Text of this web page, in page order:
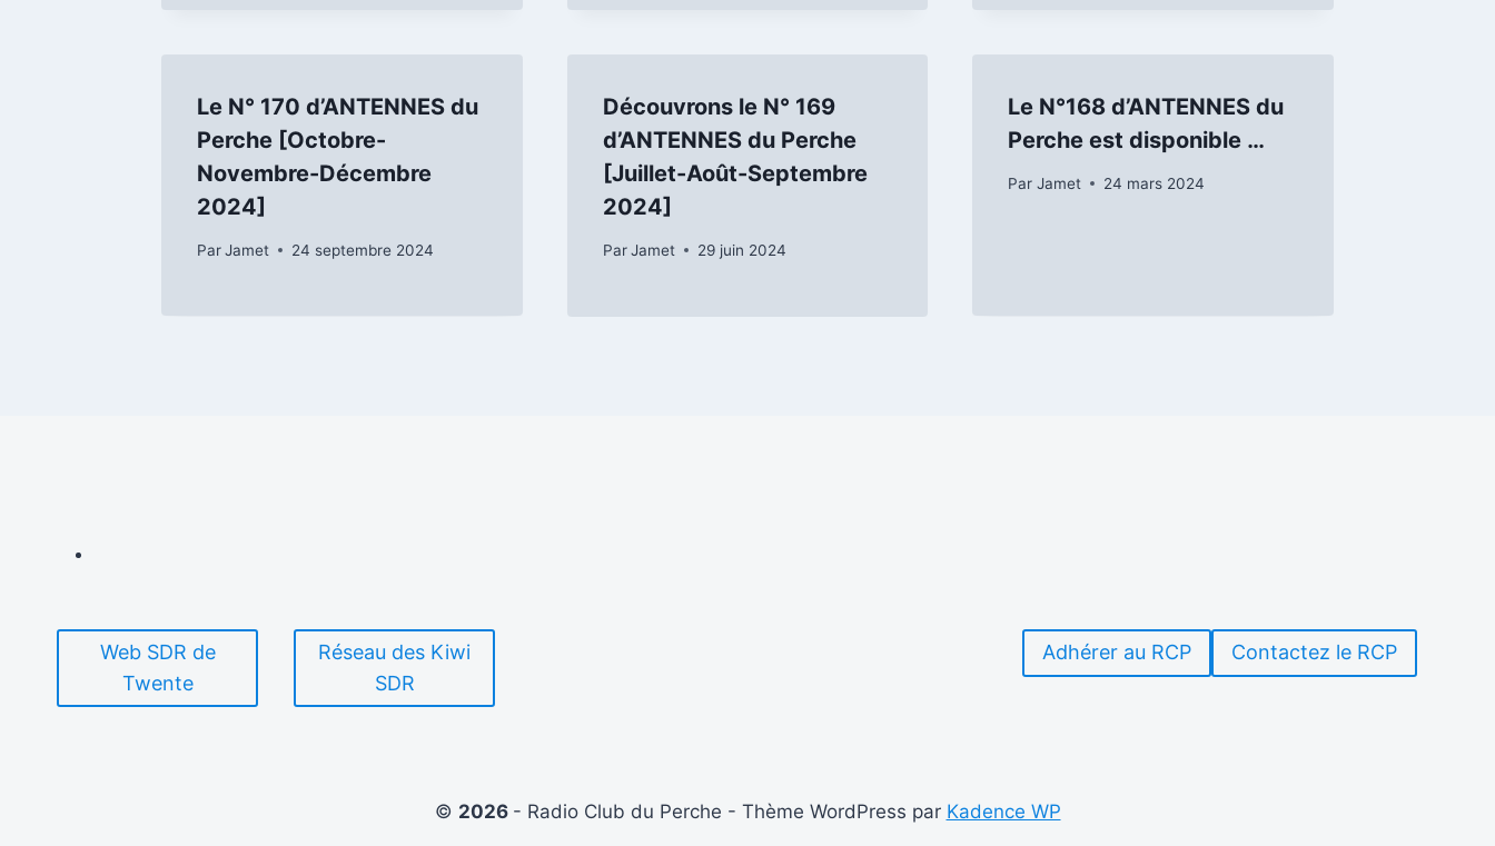
Le N° 170 d’ANTENNES du
Perche [Octobre-
Novembre-Décembre
2024]
ParJamet 24 septembre 2024
Découvrons le N° 169
d’ANTENNES du Perche
[Juillet-Août-Septembre
2024]
Par Jamet 29 juin 2024
Le N°168 d’ANTENNES du
Perche est disponible …
Par Jamet 24 mars 2024
Web SDR de
Twente
Réseau des Kiwi
SDR
Adhérer au RCP Contactez le RCP
© 2026 - Radio Club du Perche - Thème WordPress par Kadence WP